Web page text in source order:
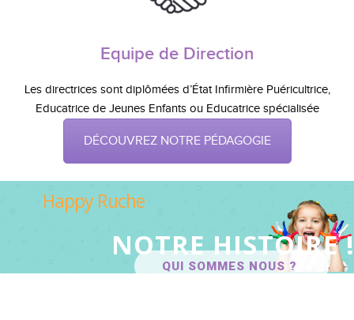
Equipe de Direction
Les directrices sont diplômées d’État Infirmière Puéricultrice,
Educatrice de Jeunes Enfants ou Educatrice spécialisée
DÉCOUVREZ NOTRE PÉDAGOGIE
Happy Ruche
QUI SOMMES NOUS ?
NOTRE